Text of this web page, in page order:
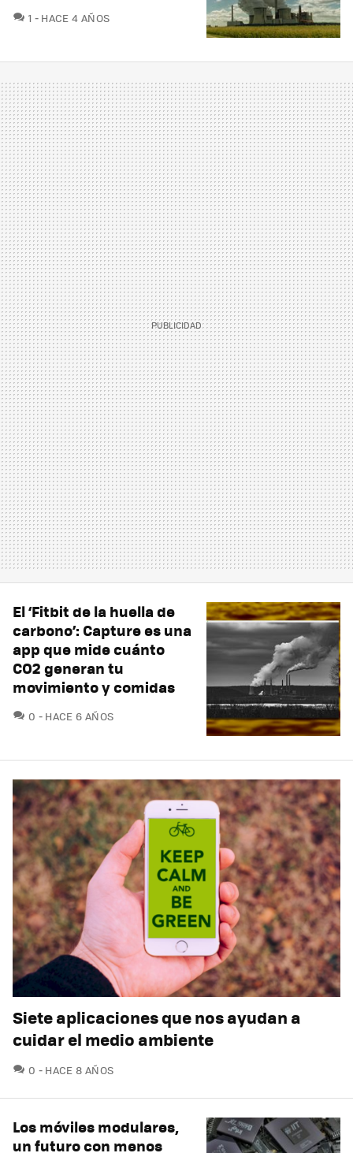
1 COMENTARIOS
HACE 4 AÑOS
El ‘Fitbit de la huella de
carbono’: Capture es una
app que mide cuánto
CO2 generan tu
movimiento y comidas
0 COMENTARIOS
HACE 6 AÑOS
Siete aplicaciones que nos ayudan a
cuidar el medio ambiente
0 COMENTARIOS
HACE 8 AÑOS
Los móviles modulares,
un futuro con menos